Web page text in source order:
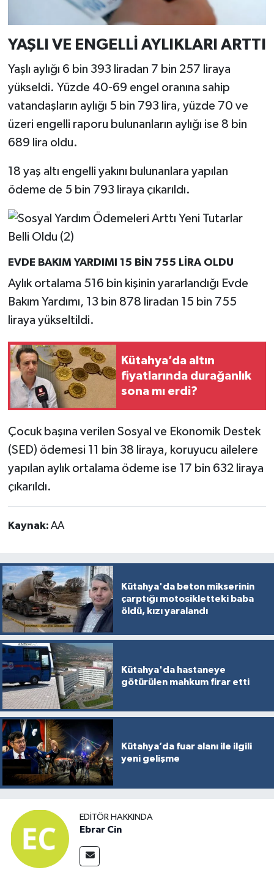
YAŞLI VE ENGELLİ AYLIKLARI ARTTI
Yaşlı aylığı 6 bin 393 liradan 7 bin 257 liraya
yükseldi. Yüzde 40-69 engel oranına sahip
vatandaşların aylığı 5 bin 793 lira, yüzde 70 ve
üzeri engelli raporu bulunanların aylığı ise 8 bin
689 lira oldu.
18 yaş altı engelli yakını bulunanlara yapılan
ödeme de 5 bin 793 liraya çıkarıldı.
EVDE BAKIM YARDIMI 15 BİN 755 LİRA OLDU
Aylık ortalama 516 bin kişinin yararlandığı Evde
Bakım Yardımı, 13 bin 878 liradan 15 bin 755
liraya yükseltildi.
Kütahya’da altın
fiyatlarında durağanlık
sona mı erdi?
Çocuk başına verilen Sosyal ve Ekonomik Destek
(SED) ödemesi 11 bin 38 liraya, koruyucu ailelere
yapılan aylık ortalama ödeme ise 17 bin 632 liraya
çıkarıldı.
Kaynak: AA
Kütahya'da beton mikserinin
çarptığı motosikletteki baba
öldü, kızı yaralandı
Kütahya'da hastaneye
götürülen mahkum firar etti
Kütahya’da fuar alanı ile ilgili
yeni gelişme
EDITÖR HAKKINDA
Ebrar Cin
Resmi İlan
Rüya Tabirleri
Sağlık
Şaphane
Simav
Spor
Teknoloji
Video Galeri
Yaşam
Yemek Tarifleri